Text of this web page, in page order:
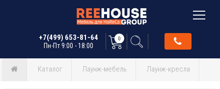
+7(499) 653-81-64
Пн-Пт 9:00 - 18:00
0
Каталог Лаунж-мебель Лаунж-кресла